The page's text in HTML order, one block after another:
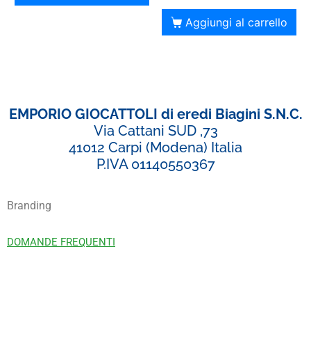
Aggiungi al carrello
EMPORIO GIOCATTOLI di eredi Biagini S.N.C.
Via Cattani SUD ,73
41012 Carpi (Modena) Italia
P.IVA 01140550367
Branding
DOMANDE FREQUENTI